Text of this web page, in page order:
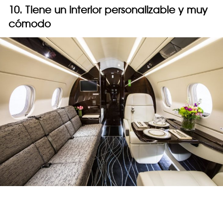
10. Tiene un interior personalizable y muy
cómodo